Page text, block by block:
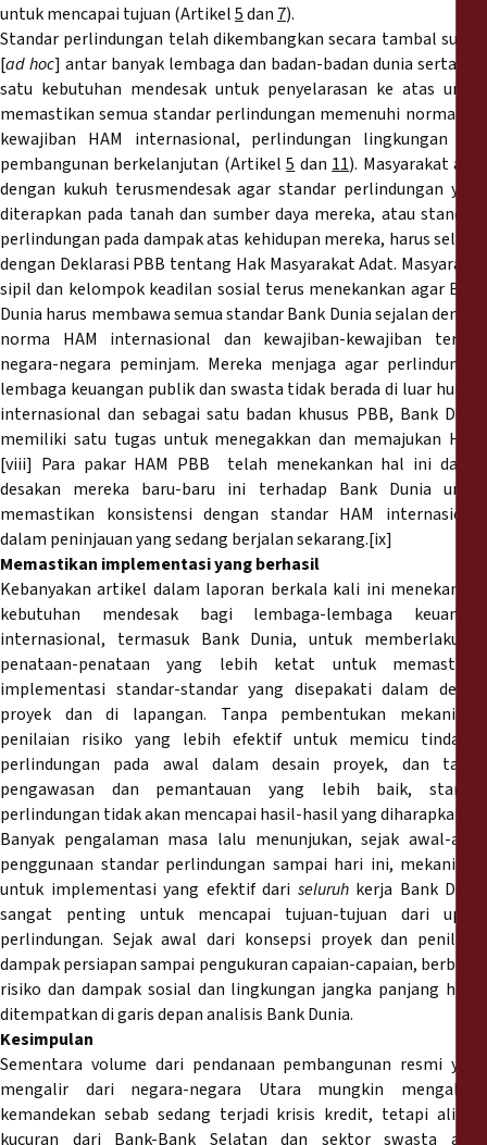
untuk mencapai tujuan (Artikel5dan 7).
Standar perlindungan telah dikembangkan secara tambal sulam
[adhoc] antar banyak lembaga dan badan-badan dunia serta ada
satu kebutuhan mendesak untuk penyelarasan ke atas untuk
memastikan semua standar perlindungan memenuhi norma dan
kewajiban HAM internasional, perlindungan lingkungan dan
pembangunan berkelanjutan (Artikel5 dan 11). Masyarakat adat
dengan kukuh terusmendesak agar standar perlindungan yang
diterapkan pada tanah dan sumber daya mereka, atau standard
perlindungan pada dampak atas kehidupan mereka, harus selaras
dengan Deklarasi PBB tentang Hak Masyarakat Adat. Masyarakat
sipil dan kelompok keadilan sosial terus menekankan agar Bank
Dunia harus membawa semua standar Bank Dunia sejalan dengan
norma HAM internasional dan kewajiban-kewajiban terkait
negara-negara peminjam. Mereka menjaga agar perlindungan
lembaga keuangan publik dan swasta tidak berada di luar hukum
internasional dan sebagai satu badan khusus PBB, Bank Dunia
memiliki satu tugas untuk menegakkan dan memajukan HAM.
[viii] Para pakar HAM PBB telah menekankan hal ini dalam
desakan mereka baru-baru ini terhadap Bank Dunia untuk
memastikan konsistensi dengan standar HAM internasional
dalam peninjauan yang sedang berjalan sekarang.[ix]
Memastikan implementasi yang berhasil
Kebanyakan artikel dalam laporan berkala kali ini menekankan
kebutuhan mendesak bagi lembaga-lembaga keuangan
internasional, termasuk Bank Dunia, untuk memberlakukan
penataan-penataan yang lebih ketat untuk memastikan
implementasi standar-standar yang disepakati dalam desain
proyek dan di lapangan. Tanpa pembentukan mekanisme
penilaian risiko yang lebih efektif untuk memicu tindakan
perlindungan pada awal dalam desain proyek, dan tanpa
pengawasan dan pemantauan yang lebih baik, standar
perlindungan tidak akan mencapai hasil-hasil yang diharapkan.[x]
Banyak pengalaman masa lalu menunjukan, sejak awal-awal
penggunaan standar perlindungan sampai hari ini, mekanisme
untuk implementasi yang efektif dari seluruh kerja Bank Dunia
sangat penting untuk mencapai tujuan-tujuan dari upaya
perlindungan. Sejak awal dari konsepsi proyek dan penilaian
dampak persiapan sampai pengukuran capaian-capaian, berbagai
risiko dan dampak sosial dan lingkungan jangka panjang harus
ditempatkan di garis depan analisis Bank Dunia.
Kesimpulan
Sementara volume dari pendanaan pembangunan resmi yang
mengalir dari negara-negara Utara mungkin mengalami
kemandekan sebab sedang terjadi krisis kredit, tetapi aliran-
kucuran dari Bank-Bank Selatan dan sektor swasta akan